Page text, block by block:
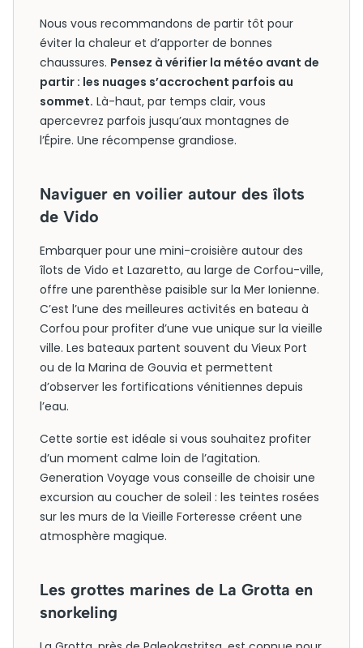
Nous vous recommandons de partir tôt pour
éviter la chaleur et d’apporter de bonnes
chaussures. Pensez à vérifier la météo avant de
partir : les nuages s’accrochent parfois au
sommet. Là-haut, par temps clair, vous
apercevrez parfois jusqu’aux montagnes de
l’Épire. Une récompense grandiose.
Naviguer en voilier autour des îlots
de Vido
Embarquer pour une mini-croisière autour des
îlots de Vido et Lazaretto, au large de Corfou-ville,
offre une parenthèse paisible sur la Mer Ionienne.
C’est l’une des meilleures activités en bateau à
Corfou pour profiter d’une vue unique sur la vieille
ville. Les bateaux partent souvent du Vieux Port
ou de la Marina de Gouvia et permettent
d’observer les fortifications vénitiennes depuis
l’eau.
Cette sortie est idéale si vous souhaitez profiter
d’un moment calme loin de l’agitation.
Generation Voyage vous conseille de choisir une
excursion au coucher de soleil : les teintes rosées
sur les murs de la Vieille Forteresse créent une
atmosphère magique.
Les grottes marines de La Grotta en
snorkeling